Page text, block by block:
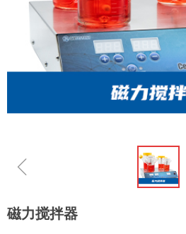
ꁆ
磁力搅拌器